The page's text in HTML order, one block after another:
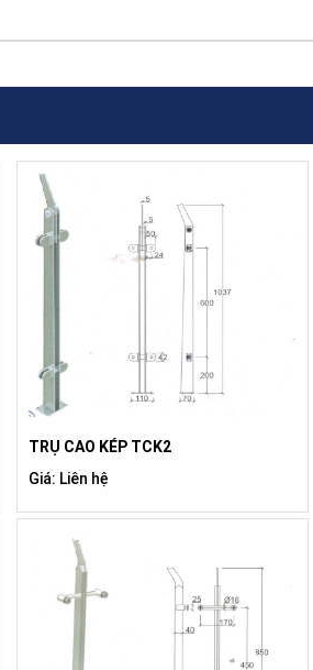
TRỤ CAO KÉP TCK2
Giá: Liên hệ